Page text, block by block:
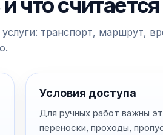
транспорт, маршрут,
Условия доступа
Для ручных работ важны
переноски, проходы,